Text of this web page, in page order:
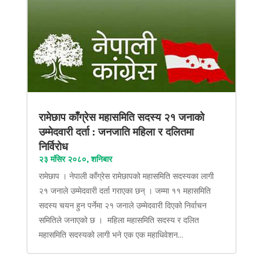
रामेछाप काँग्रेस महासमिति सदस्य २१ जनाको
उम्मेदवारी दर्ता : जनजाति महिला र दलितमा
निर्विरोध
२३ मंसिर २०८०, शनिबार
रामेछाप । नेपाली काँग्रेस रामेछापको महासमिति सदस्यका लागी
२१ जनाले उम्मेदवारी दर्ता गराएका छन् । जम्मा ११ महासमिति
सदस्य चयन हुन पर्नेमा २१ जनाले उम्मेदवारी दिएको निर्वाचन
समितिले जनाएको छ । महिला महासमिति सदस्य र दलित
महासमिति सदस्यको लागी भने एक एक महाधिवेशन...